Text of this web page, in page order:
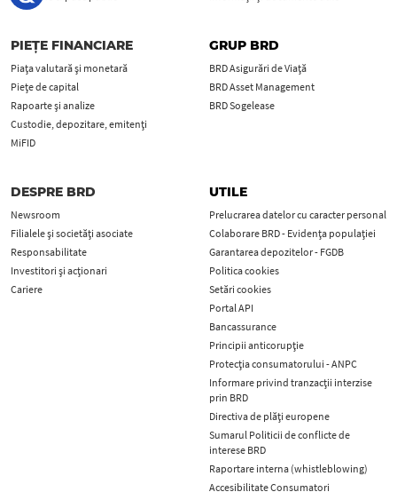
PIEȚE FINANCIARE
Piața valutară și monetară
Piețe de capital
Rapoarte și analize
Custodie, depozitare, emitenți
MiFID
GRUP BRD
BRD Asigurări de Viață
BRD Asset Management
BRD Sogelease
DESPRE BRD
Newsroom
Filialele și societăți asociate
Responsabilitate
Investitori și acționari
Cariere
UTILE
Prelucrarea datelor cu caracter personal
Colaborare BRD - Evidența populației
Garantarea depozitelor - FGDB
Politica cookies
Setări cookies
Portal API
Bancassurance
Principii anticorupţie
Protecţia consumatorului - ANPC
Informare privind tranzacții interzise
prin BRD
Directiva de plăți europene
Sumarul Politicii de conflicte de
interese BRD
Raportare interna (whistleblowing)
Accesibilitate Consumatori